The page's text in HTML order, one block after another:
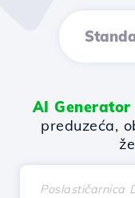
AI Generator
preduzeća,